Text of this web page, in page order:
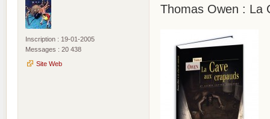
Inscription : 19-01-2005
Messages : 20 438
Site Web
Thomas Owen : La